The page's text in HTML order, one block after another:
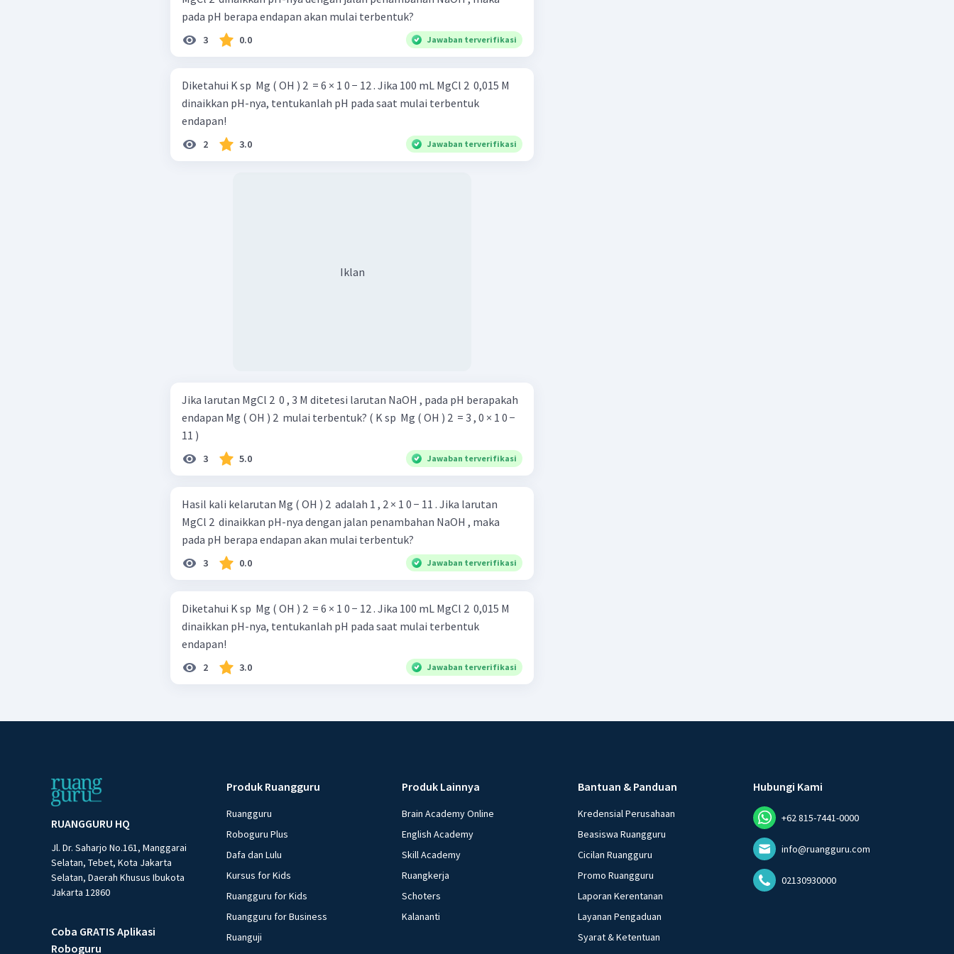
dapat ditentukan sebagai berikut.
pada pH berapa endapan akan mulai terbentuk?
3 0.0 Jawaban terverifikasi
Diketahui K sp ​ Mg ( OH ) 2 ​ = 6 × 1 0 − 12 . Jika 100 mL MgCl 2 ​ 0,015 M
dinaikkan pH-nya, tentukanlah pH pada saat mulai terbentuk
endapan!
2 3.0 Jawaban terverifikasi
Iklan
Jika larutan MgCl 2 ​ 0 , 3 M ditetesi larutan NaOH , pada pH berapakah
endapan Mg ( OH ) 2 ​ mulai terbentuk? ( K sp ​ Mg ( OH ) 2 ​ = 3 , 0 × 1 0 −
11 )
3 5.0 Jawaban terverifikasi
Hasil kali kelarutan Mg ( OH ) 2 ​ adalah 1 , 2 × 1 0 − 11 . Jika larutan
MgCl 2 ​ dinaikkan pH-nya dengan jalan penambahan NaOH , maka
pada pH berapa endapan akan mulai terbentuk?
3 0.0 Jawaban terverifikasi
Diketahui K sp ​ Mg ( OH ) 2 ​ = 6 × 1 0 − 12 . Jika 100 mL MgCl 2 ​ 0,015 M
dinaikkan pH-nya, tentukanlah pH pada saat mulai terbentuk
endapan!
2 3.0 Jawaban terverifikasi
RUANGGURU HQ
Jl. Dr. Saharjo No.161, Manggarai
Selatan, Tebet, Kota Jakarta
Selatan, Daerah Khusus Ibukota
Jakarta 12860
Coba GRATIS Aplikasi
Roboguru
Produk Ruangguru
Ruangguru
Roboguru Plus
Dafa dan Lulu
Kursus for Kids
Ruangguru for Kids
Ruangguru for Business
Ruanguji
Produk Lainnya
Brain Academy Online
English Academy
Skill Academy
Ruangkerja
Schoters
Kalananti
Bantuan & Panduan
Kredensial Perusahaan
Beasiswa Ruangguru
Cicilan Ruangguru
Promo Ruangguru
Laporan Kerentanan
Layanan Pengaduan
Syarat & Ketentuan
Hubungi Kami
+62 815-7441-0000
info@ruangguru.com
02130930000